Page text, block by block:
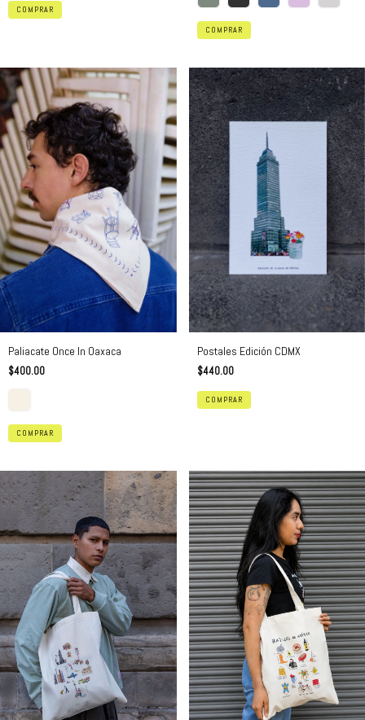
COMPRAR
Paliacate Once In Oaxaca
$400.00
COMPRAR
Postales Edición CDMX
$440.00